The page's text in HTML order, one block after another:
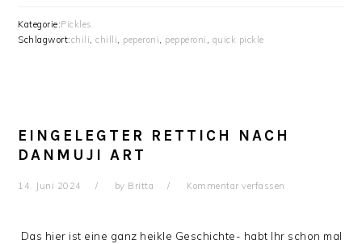
Kategorie:Pickles
Schlagwort:chili,chilli, peperoni, pepperoni , quick pickle
EINGELEGTER RETTICH NACH
DANMUJI ART
14. Juni 2024 by Britta Kommentar verfassen
Das hier ist eine ganz heikle Geschichte- habt Ihr schon mal